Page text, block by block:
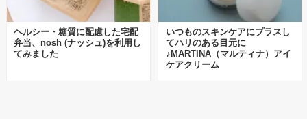
ヘルシー・糖質に配慮した宅配
弁当、nosh (ナッシュ)を利用し
てみました
いつものスキンケアにプラスし
てハリのある目元に
♪MARTINA（マルティナ）アイ
ケアクリーム